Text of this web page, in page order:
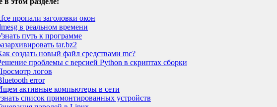
пропали заголовки окон
в реальном времени
путь к программе
tar.bz2
создать новый файл средствами mc?
проблемы с версией Python в скриптах сборки
логов
error
активные компьютеры в сети
список примонтированных устройств